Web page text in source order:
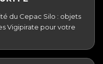
du Cepac Silo : objets
Vigipirate pour votre